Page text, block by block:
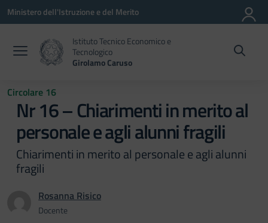
Vai ai contenuti
Vai al menu di navigazione
Vai al footer
Ministero dell'Istruzione e del Merito
Istituto Tecnico Economico e
Tecnologico
Girolamo Caruso
Circolare 16
Nr 16 – Chiarimenti in merito al
personale e agli alunni fragili
Chiarimenti in merito al personale e agli alunni
fragili
Rosanna Risico
Docente